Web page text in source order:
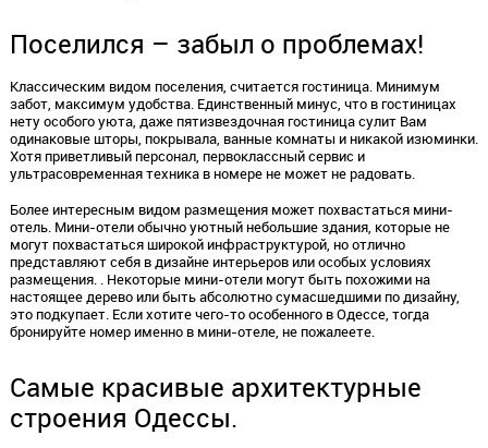
Поселился – забыл о проблемах!
Классическим видом поселения, считается гостиница. Минимум
забот, максимум удобства. Единственный минус, что в гостиницах
нету особого уюта, даже пятизвездочная гостиница сулит Вам
одинаковые шторы, покрывала, ванные комнаты и никакой изюминки.
Хотя приветливый персонал, первоклассный сервис и
ультрасовременная техника в номере не может не радовать.
Более интересным видом размещения может похвастаться мини-
отель. Мини-отели обычно уютный небольшие здания, которые не
могут похвастаться широкой инфраструктурой, но отлично
представляют себя в дизайне интерьеров или особых условиях
размещения. . Некоторые мини-отели могут быть похожими на
настоящее дерево или быть абсолютно сумасшедшими по дизайну,
это подкупает. Если хотите чего-то особенного в Одессе, тогда
бронируйте номер именно в мини-отеле, не пожалеете.
Самые красивые архитектурные
строения Одессы.